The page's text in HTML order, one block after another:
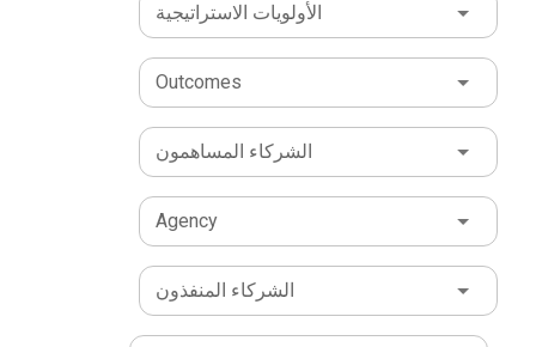
الأولويات الاستراتيجية
Outcomes
الشركاء المساهمون
Agency
الشركاء المنفذون